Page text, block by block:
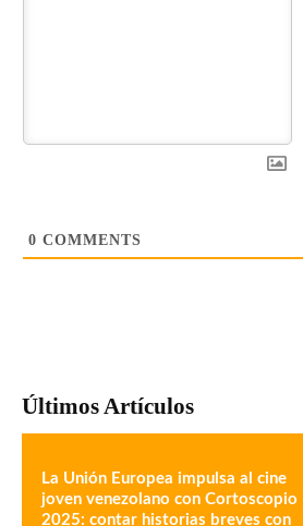
0 COMMENTS
Últimos Artículos
La Unión Europea impulsa al cine
joven venezolano con Cortoscopio
2025: contar historias breves con